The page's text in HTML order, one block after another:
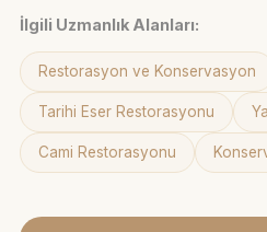
İlgili Uzmanlık Alanları:
Restorasyon ve Konservasyon
Tarihi Eser Restorasyonu
Cami Restorasyonu